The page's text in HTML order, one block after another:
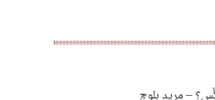
– مرید بلوچ